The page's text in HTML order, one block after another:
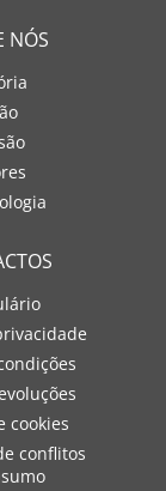
NÓS
cookies
conflitos